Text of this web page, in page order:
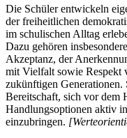
Die Schüler entwickeln
der freiheitlichen
im schulischen Alltag
Dazu gehören
Akzeptanz, der
mit Vielfalt sowie Respekt
zukünftigen
Bereitschaft, sich vor dem
Handlungsoptionen aktiv
einzubringen.